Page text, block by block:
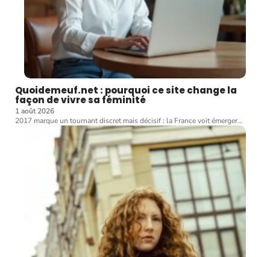
Quoidemeuf.net : pourquoi ce site change la
façon de vivre sa féminité
1 août 2026
2017 marque un tournant discret mais décisif : la France voit émerger…